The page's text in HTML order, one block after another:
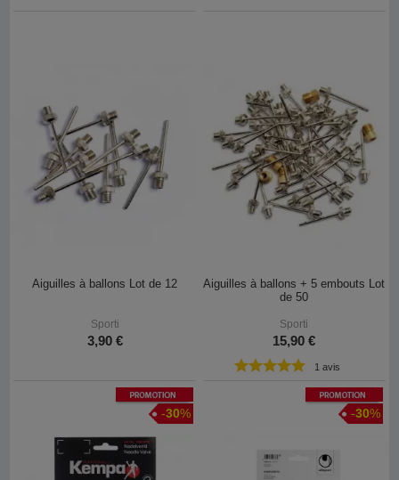
Aiguilles à ballons Lot de 12
Sporti
3,90 €
Aiguilles à ballons + 5 embouts Lot
de 50
Sporti
15,90 €
1 avis
Promotion
-30%
Promotion
-30%